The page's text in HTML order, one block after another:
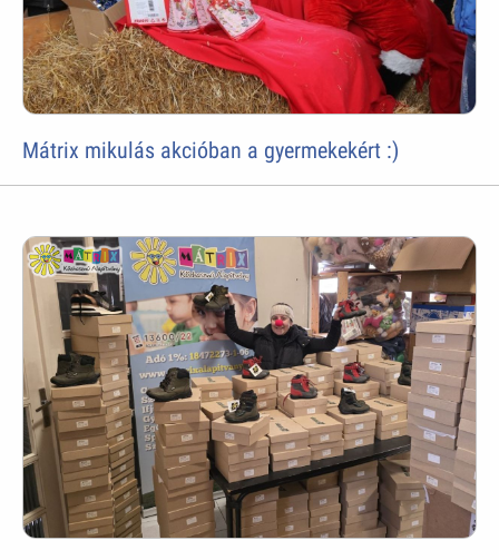
Mátrix mikulás akcióban a gyermekekért :)